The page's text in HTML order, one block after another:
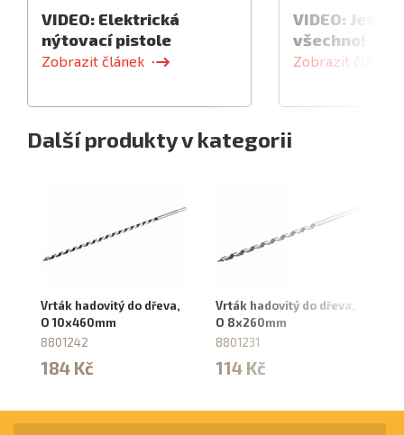
VIDEO: Elektrická
nýtovací pistole
Zobrazit článek
VIDEO:
všechno!
Zobrazit článek
Další produkty v kategorii
Vrták hadovitý do dřeva,
O 10x460mm
8801242
184 Kč
Vrták hadovitý do dřeva,
O 8x260mm
8801231
114 Kč